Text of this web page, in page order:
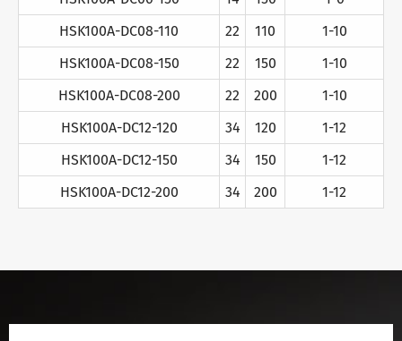
HSK100A-DC08-110
22 110
1-10
HSK100A-DC08-150
22 150
1-10
HSK100A-DC08-200
22 200
1-10
HSK100A-DC12-120
34 120
1-12
HSK100A-DC12-150
34 150
1-12
HSK100A-DC12-200
34 200 1-12